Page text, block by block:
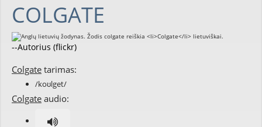
COLGATE
--Autorius (flickr)
Colgate tarimas:
/koʊlget/
Colgate audio: